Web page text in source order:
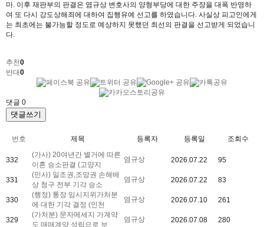
마. 이후 재판부의 판결은 염규상 변호사의 양형부당에 대한 주장을 대폭 반영하
여 또 다시 강도상해죄에 대하여 집행유예 선고를 하였습니다. 사실상 피고인에게
는 최초에는 불가능할 정도로 예상하지 못했던 최선의 판결을 선고받게 되었습니
다.
추천0
반대0
댓글 0
댓글쓰기
번호 제목 등록자 등록일 조회수
332
(가사) 20여년간 별거에 따른
이혼 승소판결 (고양지
염규상 2026.07.22 95
331
(민사) 일조권,조망권 손해배
상 청구 전부 기각 승소
염규상 2026.07.22 83
330
(행정) 통장 임시지위가처분
에 대한 기각 결정 (인천
염규상 2026.07.10 261
329
(가처분) 문자메세지 가계약
도 매매계약 성립으로 보
염규상 2026.07.08 280